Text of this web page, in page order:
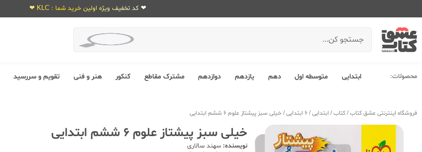
❤ کد تخفیف ویژه اولین خرید شما : KLC ❤
محصولات: ابتدایی متوسطه اول دهم یازدهم دوازدهم مشترک مقاطع کنکور هنر و فنی تقویم و سررسید
فروشگاه اینترنتی عشق کتاب/کتاب/ ابتدایی/ 6 ابتدایی / خیلی سبز پیشتاز علوم 6 ششم ابتدایی
خیلی سبز پیشتاز علوم 6 ششم ابتدایی
نویسنده: سهند سالاری